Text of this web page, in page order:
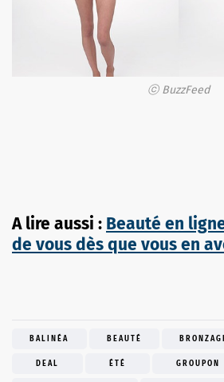
ⓒ BuzzFeed
A lire aussi : Beauté en
de vous dès que vous en
BALINÉA BEAUTÉ
DEAL ÉTÉ GROUPON